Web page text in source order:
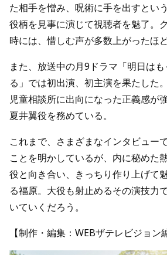
た相手を憎み、呪術に手を出すとい
役柄を見事に演じて視聴者を魅了。
時には、惜しむ声が多数上がったほど
また、放送中の月9ドラマ「明日は
る」では初出演、初主演を果たした
児童相談所に出向になった正義感が
夏井翼役を務めている。
これまで、さまざまなインタビュー
ことを明かしているが、内に秘めた
役と向き合い、きっちり作り上げて
る福原。大役も射止めるその演技力
いていくだろう。
【制作・編集：WEBザテレビジョン